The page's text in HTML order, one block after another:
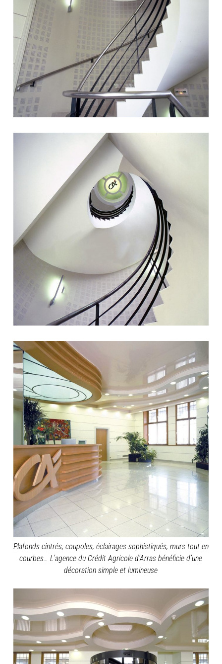
Plafonds cintrés, coupoles, éclairages sophistiqués, murs tout en
courbes… L’agence du Crédit Agricole d’Arras bénéficie d’une
décoration simple et lumineuse